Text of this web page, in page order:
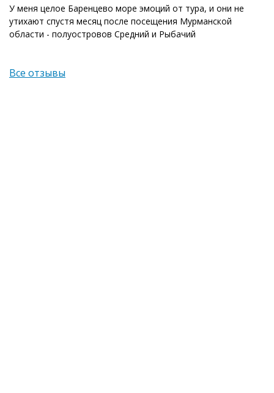
У меня целое Баренцево море эмоций от тура, и они не
утихают спустя месяц после посещения Мурманской
области - полуостровов Средний и Рыбачий
Все отзывы